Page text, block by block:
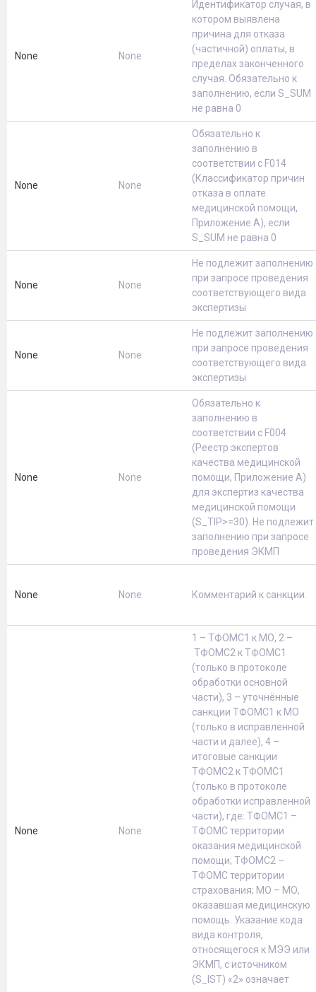
None None
Идентификатор случая, в
котором выявлена
причина для отказа
(частичной) оплаты, в
пределах законченного
случая. Обязательно к
заполнению, если S_SUM
не равна 0
None None
Обязательно к
заполнению в
соответствии с F014
(Классификатор причин
отказа в оплате
медицинской помощи,
Приложение А), если
S_SUM не равна 0
None None
Не подлежит заполнению
при запросе проведения
соответствующего вида
экспертизы
None None
Не подлежит заполнению
при запросе проведения
соответствующего вида
экспертизы
None None
Обязательно к
заполнению в
соответствии с F004
(Реестр экспертов
качества медицинской
помощи, Приложение А)
для экспертиз качества
медицинской помощи
(S_TIP>=30). Не подлежит
заполнению при запросе
проведения ЭКМП
None None Комментарий к санкции.
None None
1 – ТФОМС1 к МО, 2 –
ТФОМС2 к ТФОМС1
(только в протоколе
обработки основной
части), 3 – уточнённые
санкции ТФОМС1 к МО
(только в исправленной
части и далее), 4 –
итоговые санкции
ТФОМС2 к ТФОМС1
(только в протоколе
обработки исправленной
части), где: ТФОМС1 –
ТФОМС территории
оказания медицинской
помощи; ТФОМС2 –
ТФОМС территории
страхования; МО – МО,
оказавшая медицинскую
помощь. Указание кода
вида контроля,
относящегося к МЭЭ или
ЭКМП, с источником
(S_IST) «2» означает